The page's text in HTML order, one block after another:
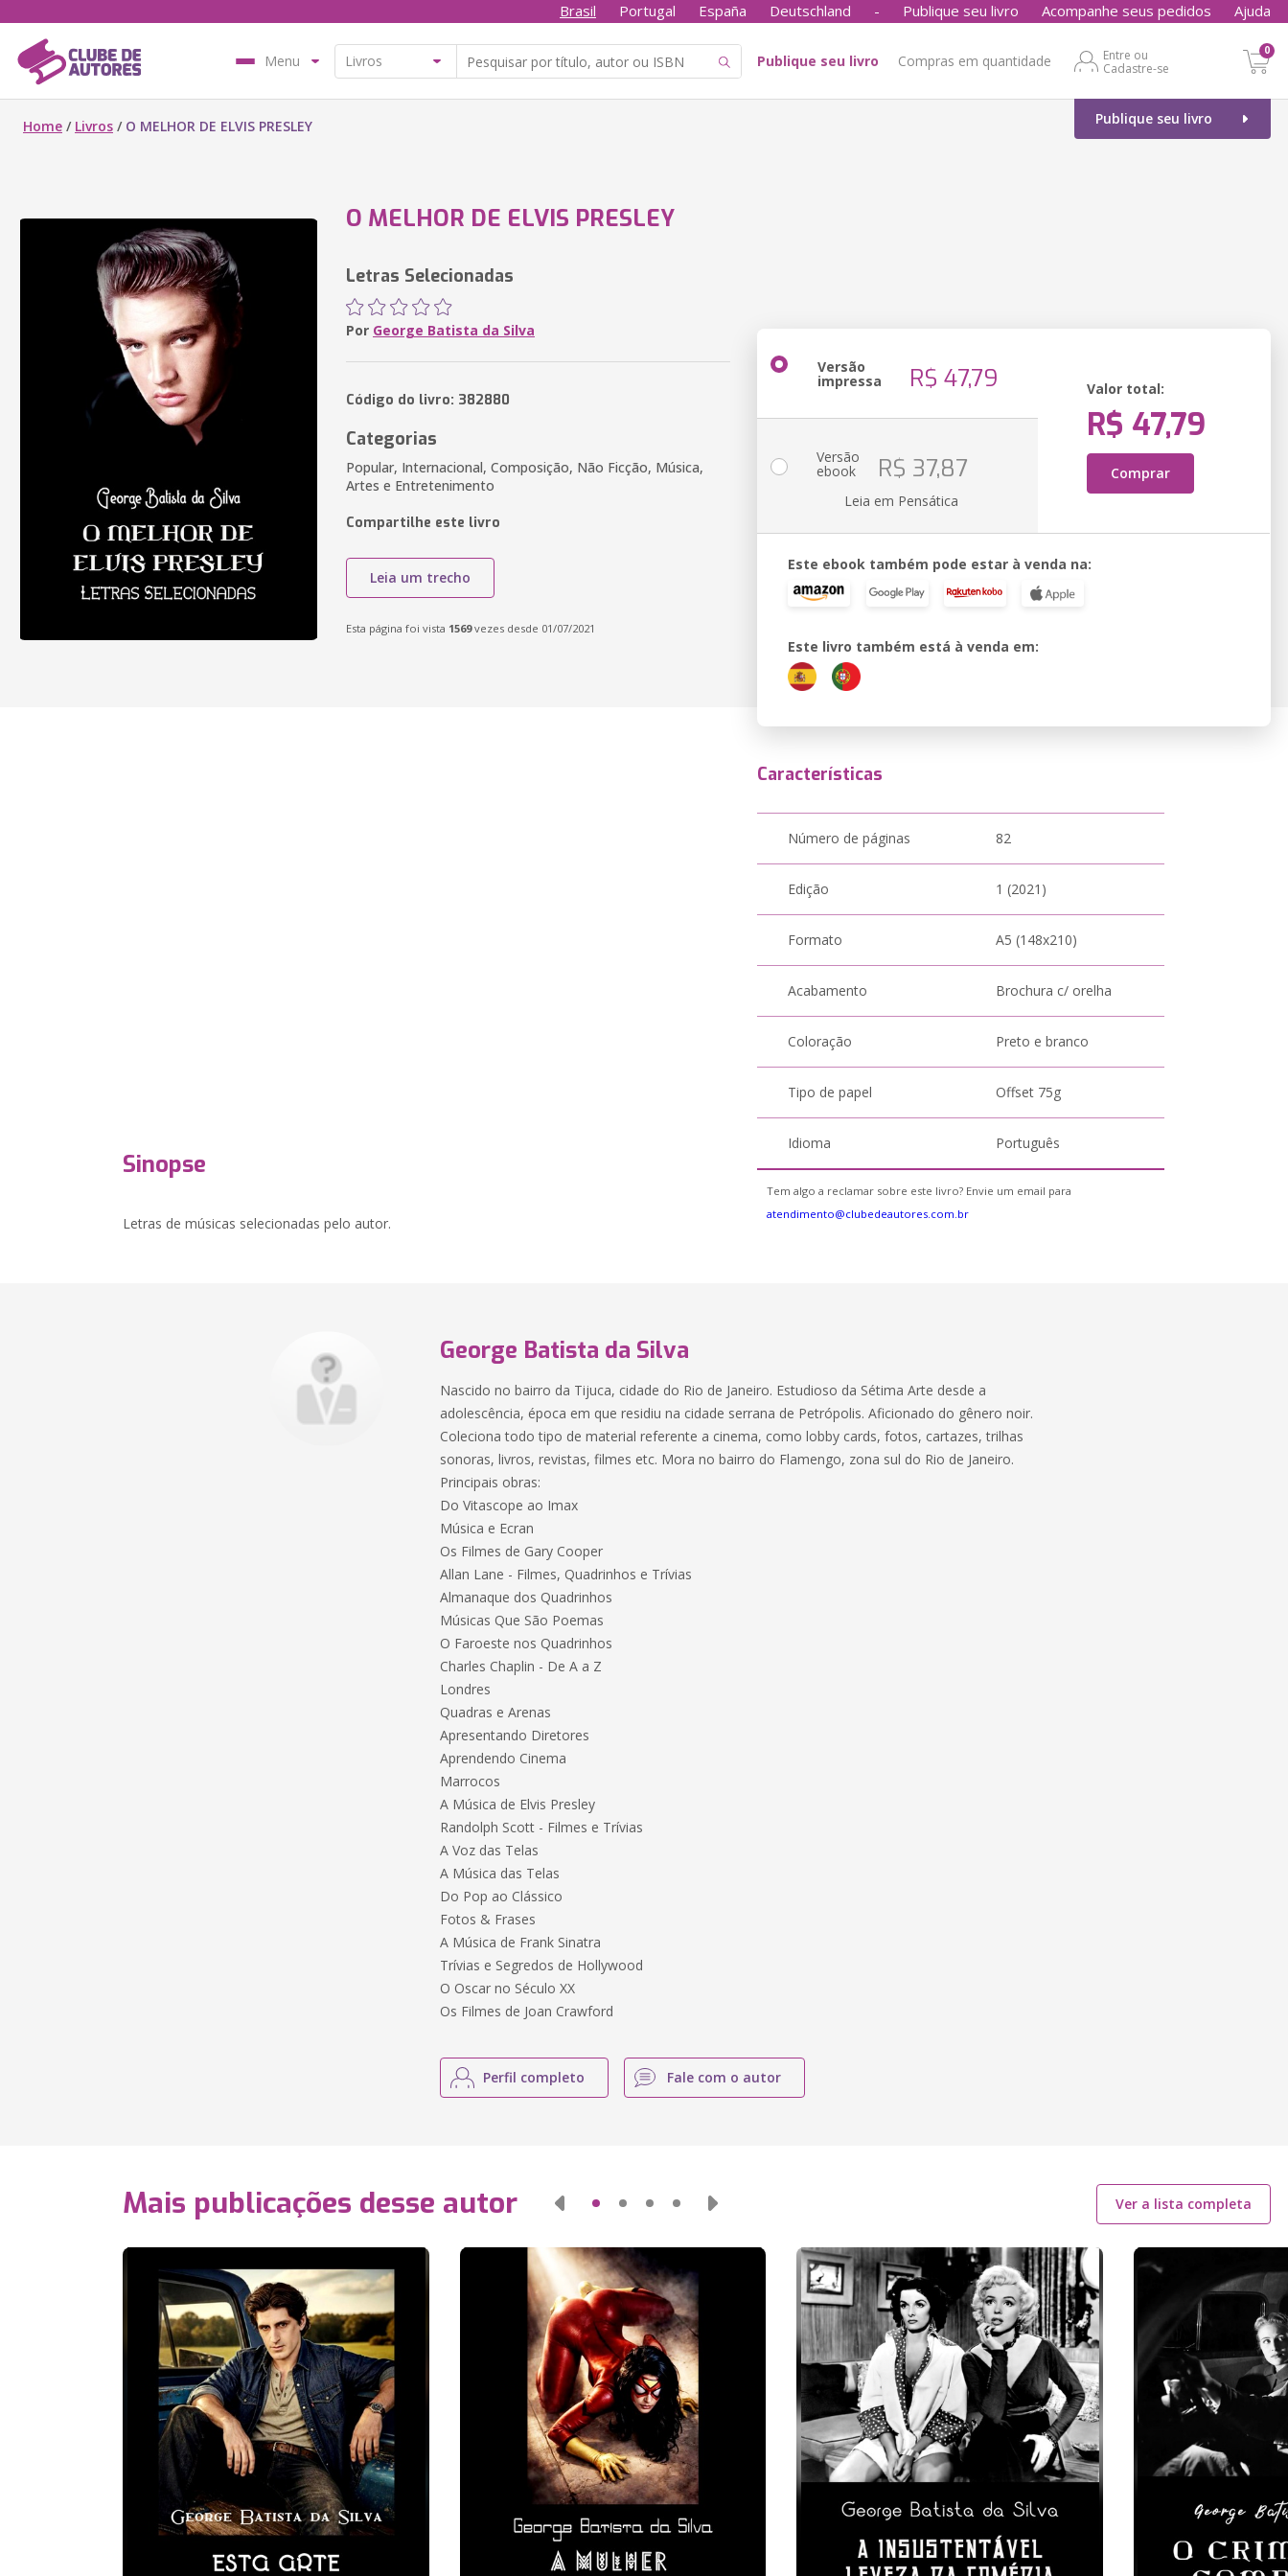
Brasil Portugal España Deutschland - Publique seu livro Acompanhe seus pedidos Ajuda
Menu Publique seu livro Compras em quantidade
Entre ou
Cadastre-se
0
Publique seu livro
Home / Livros / O MELHOR DE ELVIS PRESLEY
O MELHOR DE ELVIS PRESLEY
Letras Selecionadas
Por George Batista da Silva
Código do livro: 382880
Categorias
Popular, Internacional, Composição, Não Ficção, Música,
Artes e Entretenimento
Compartilhe este livro
Leia um trecho
Esta página foi vista 1569vezes desde 01/07/2021
Versão
impressa R$ 47,79 Valor total:
R$ 47,79
Comprar
Versão
ebook R$ 37,87
Leia em Pensática
Este ebook também pode estar à venda na:
Este livro também está à venda em:
Sinopse
Letras de músicas selecionadas pelo autor.
Características
Número de páginas 82
Edição 1 (2021)
Formato A5 (148x210)
Acabamento Brochura c/ orelha
Coloração Preto e branco
Tipo de papel Offset 75g
Idioma Português
Tem algo a reclamar sobre este livro? Envie um email para
atendimento@clubedeautores.com.br
George Batista da Silva
Nascido no bairro da Tijuca, cidade do Rio de Janeiro. Estudioso da Sétima Arte desde a
adolescência, época em que residiu na cidade serrana de Petrópolis. Aficionado do gênero noir.
Coleciona todo tipo de material referente a cinema, como lobby cards, fotos, cartazes, trilhas
sonoras, livros, revistas, filmes etc. Mora no bairro do Flamengo, zona sul do Rio de Janeiro.
Principais obras:
Do Vitascope ao Imax
Música e Ecran
Os Filmes de Gary Cooper
Allan Lane - Filmes, Quadrinhos e Trívias
Almanaque dos Quadrinhos
Músicas Que São Poemas
O Faroeste nos Quadrinhos
Charles Chaplin - De A a Z
Londres
Quadras e Arenas
Apresentando Diretores
Aprendendo Cinema
Marrocos
A Música de Elvis Presley
Randolph Scott - Filmes e Trívias
A Voz das Telas
A Música das Telas
Do Pop ao Clássico
Fotos & Frases
A Música de Frank Sinatra
Trívias e Segredos de Hollywood
O Oscar no Século XX
Os Filmes de Joan Crawford
Perfil completo Fale com o autor
Mais publicações desse autor Ver a lista completa